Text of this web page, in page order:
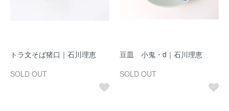
トラ文そば猪口｜石川理恵
SOLD OUT
豆皿 小鬼・d｜石川理恵
SOLD OUT